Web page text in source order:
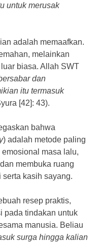
untuk merusak
adalah memaafkan.
melainkan
biasa. Allah SWT
dan
itu termasuk
[42]: 43).
bahwa
) adalah metode paling
masa lalu,
membuka ruang
serta kasih sayang.
resep praktis,
pada tindakan untuk
manusia. Beliau
surga hingga kalian